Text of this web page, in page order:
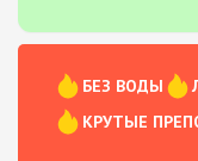
БЕЗ ВОДЫ
КРУТЫЕ